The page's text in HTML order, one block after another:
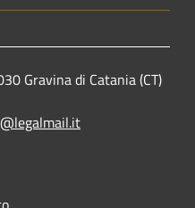
Gravina di Catania (CT)